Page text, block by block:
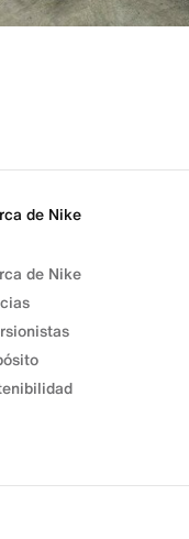
de Nike
de Nike